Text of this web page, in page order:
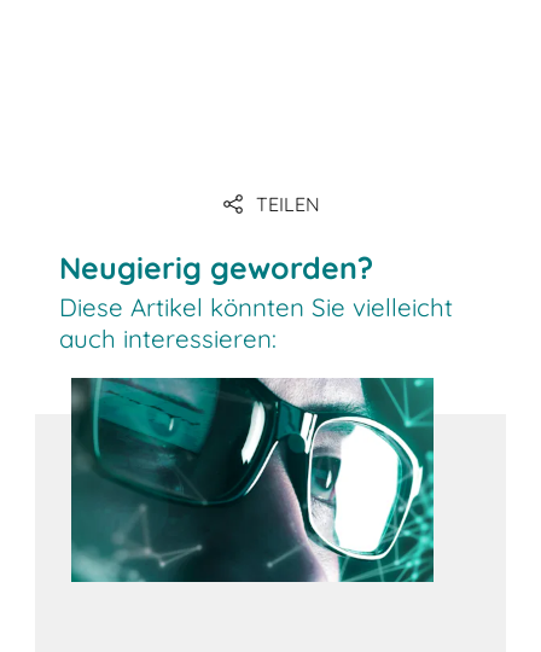
TEILEN
Neugierig geworden?
Diese Artikel könnten Sie vielleicht
auch interessieren: